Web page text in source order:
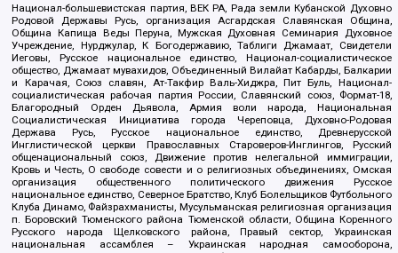
Национал-большевистская партия, ВЕК РА, Рада земли Кубанской Духовно
Родовой Державы Русь, организация Асгардская Славянская Община,
Община Капища Веды Перуна, Мужская Духовная Семинария Духовное
Учреждение, Нурджулар, К Богодержавию, Таблиги Джамаат, Свидетели
Иеговы, Русское национальное единство, Национал-социалистическое
общество, Джамаат мувахидов, Объединенный Вилайат Кабарды, Балкарии
и Карачая, Союз славян, Ат-Такфир Валь-Хиджра, Пит Буль, Национал-
социалистическая рабочая партия России, Славянский союз, Формат-18,
Благородный Орден Дьявола, Армия воли народа, Национальная
Социалистическая Инициатива города Череповца, Духовно-Родовая
Держава Русь, Русское национальное единство, Древнерусской
Инглистической церкви Православных Староверов-Инглингов, Русский
общенациональный союз, Движение против нелегальной иммиграции,
Кровь и Честь, О свободе совести и о религиозных объединениях, Омская
организация общественного политического движения Русское
национальное единство, Северное Братство, Клуб Болельщиков Футбольного
Клуба Динамо, Файзрахманисты, Мусульманская религиозная организация
п. Боровский Тюменского района Тюменской области, Община Коренного
Русского народа Щелковского района, Правый сектор, Украинская
национальная ассамблея – Украинская народная самооборона,